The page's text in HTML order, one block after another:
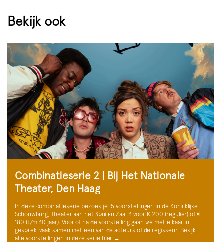
Bekijk ook
Combinatieserie 2 | Bij Het Nationale
Theater, Den Haag
In deze combinatieserie bezoek je 15 voorstellingen in de Koninklijke
Schouwburg, Theater aan het Spui en Zaal 3 voor € 200 (regulier) of €
180 (t/m 30 jaar). Voor of na de voorstelling gaan we met elkaar in
gesprek, vaak samen met een van de acteurs of de regisseur. Bekijk
alle voorstellingen in deze serie hier →